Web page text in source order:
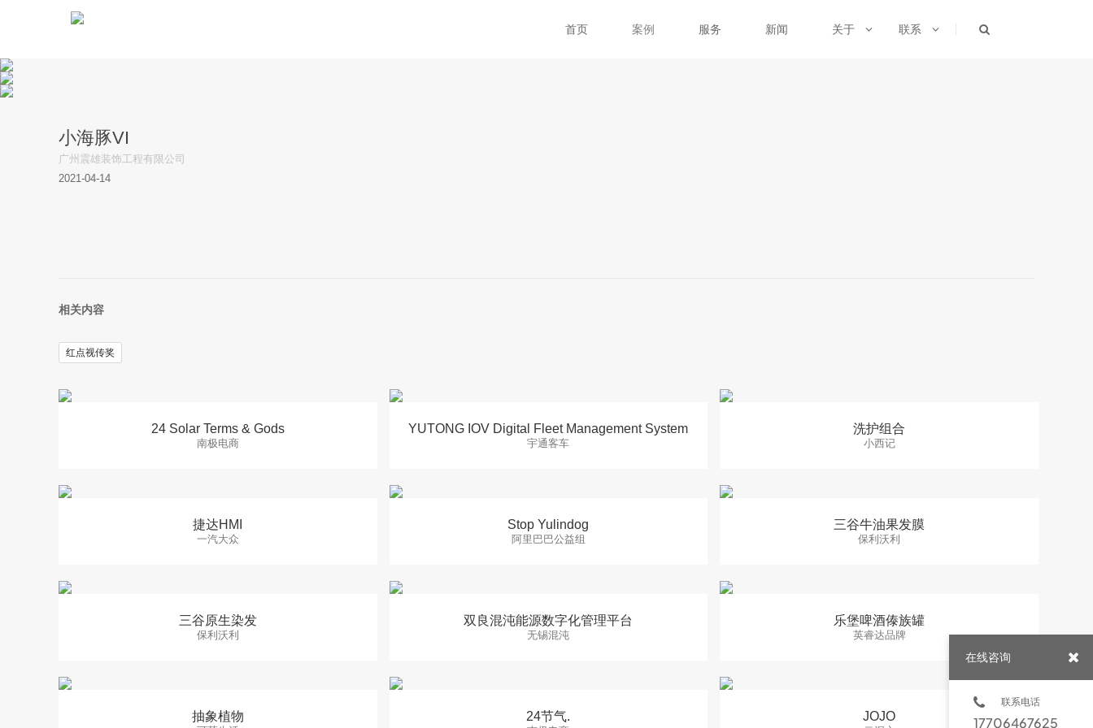
首页 案例 服务 新闻 关于 联系
小海豚VI
广州震雄装饰工程有限公司
2021-04-14
相关内容
红点视传奖
24 Solar Terms & Gods
南极电商
YUTONG IOV Digital Fleet Management System
宇通客车
洗护组合
小西记
捷达HMI
一汽大众
Stop Yulindog
阿里巴巴公益组
三谷牛油果发膜
保利沃利
三谷原生染发
保利沃利
双良混沌能源数字化管理平台
无锡混沌
乐堡啤酒傣族罐
英睿达品牌
抽象植物 24节气. JOJO
在线咨询
联系电话
17706467625